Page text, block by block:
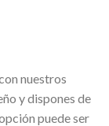
nuestros
y dispones de
puede ser